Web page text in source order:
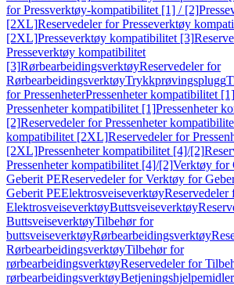
for Pressverktøy-kompatibilitet [1] / [2]
[2XL]Reservedeler for Presseverktøy
[2XL]Presseverktøy kompatibilitet [3]
Presseverktøy kompatibilitet
[3]RørbearbeidingsverktøyReservedeler for
RørbearbeidingsverktøyTrykkprøvingsplugg
for PressenheterPressenheter kompatibilitet [1]
Pressenheter kompatibilitet [1]Pressenheter
[2]Reservedeler for Pressenheter
kompatibilitet [2XL]Reservedeler for
[2XL]Pressenheter kompatibilitet [4]/[2]
Pressenheter kompatibilitet [4]/[2]Verktøy for
Geberit PEReservedeler for Verktøy for
Geberit PEElektrosveiseverktøyReservedeler
ElektrosveiseverktøyButtsveiseverktøy
ButtsveiseverktøyTilbehør for
buttsveiseverktøyRørbearbeidingsverktøy
RørbearbeidingsverktøyTilbehør for
rørbearbeidingsverktøyReservedeler for
rørbearbeidingsverktøyBetjeningshjelpemidler